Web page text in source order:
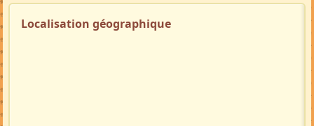
Localisation géographique